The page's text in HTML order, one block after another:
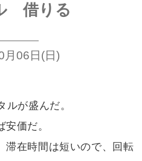
借りる
月06日(日)
が盛んだ。
価だ。
滞在時間は短いので、回転